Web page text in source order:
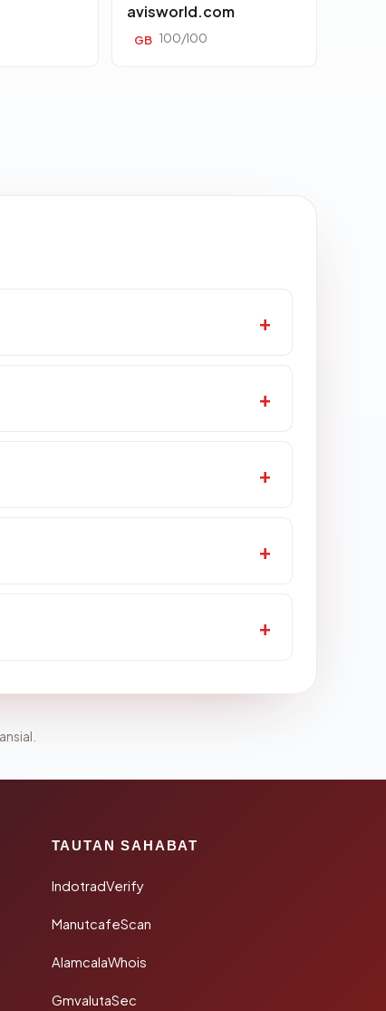
avisworld.com
GB 100/100
TAUTAN SAHABAT
IndotradVerify
ManutcafeScan
AlamcalaWhois
GmvalutaSec